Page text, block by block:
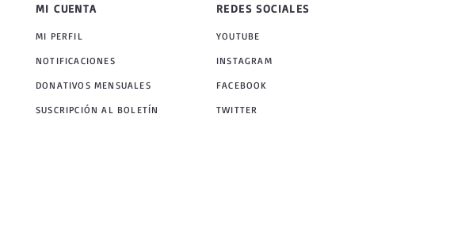
MI CUENTA
MI PERFIL
NOTIFICACIONES
DONATIVOS MENSUALES
SUSCRIPCIÓN AL BOLETÍN
REDES SOCIALES
YOUTUBE
INSTAGRAM
FACEBOOK
TWITTER